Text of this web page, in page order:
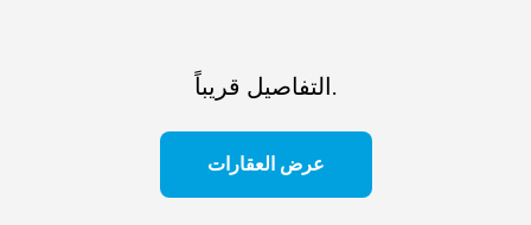
التفاصيل قريباً.
عرض العقارات